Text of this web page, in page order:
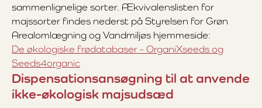
sammenlignelige sorter. Ækvivalenslisten for
majssorter findes nederst på Styrelsen for Grøn
Arealomlægning og Vandmiljøs hjemmeside:
De økologiske frødatabaser - OrganiXseeds og
Seeds4organic
Dispensationsansøgning til at anvende
ikke-økologisk majsudsæd